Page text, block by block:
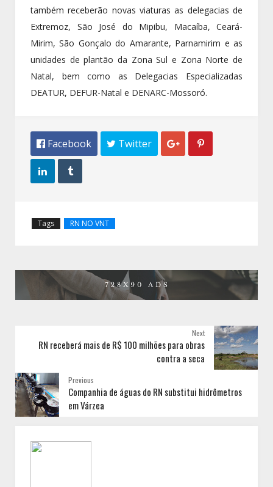
também receberão novas viaturas as delegacias de
Extremoz, São José do Mipibu, Macaíba, Ceará-
Mirim, São Gonçalo do Amarante, Parnamirim e as
unidades de plantão da Zona Sul e Zona Norte de
Natal, bem como as Delegacias Especializadas
DEATUR, DEFUR-Natal e DENARC-Mossoró.
 Facebook  Twitter  
 
Tags RN NO VNT
Next
RN receberá mais de R$ 100 milhões para obras
contra a seca
Previous
Companhia de águas do RN substitui hidrômetros
em Várzea